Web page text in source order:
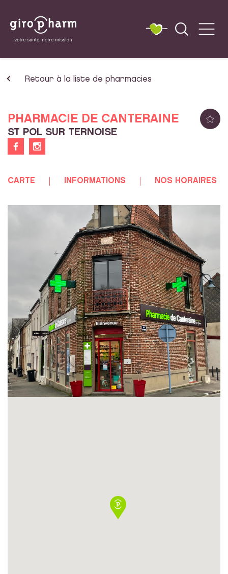
Retour à la liste de pharmacies
PHARMACIE DE CANTERAINE
ST POL SUR TERNOISE
CARTE INFORMATIONS NOS HORAIRES